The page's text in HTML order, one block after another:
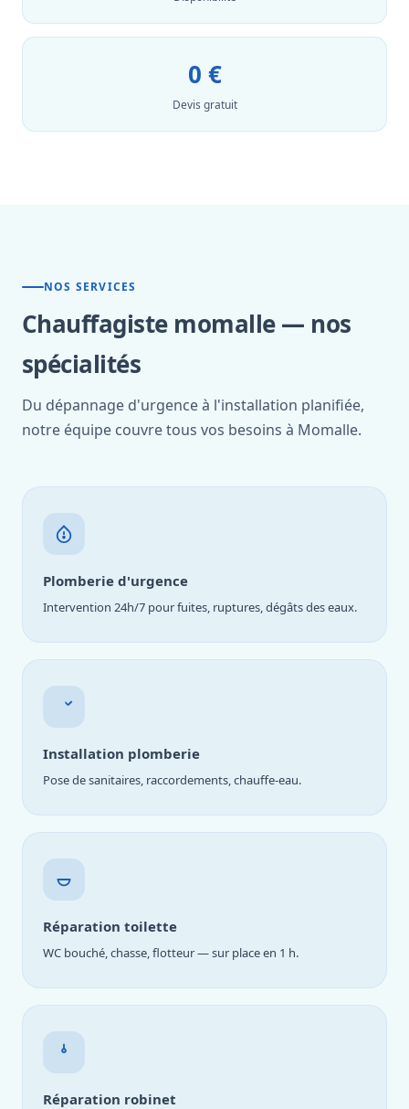
0 €
Devis gratuit
NOS SERVICES
Chauffagiste momalle — nos
spécialités
Du dépannage d'urgence à l'installation planifiée,
notre équipe couvre tous vos besoins à Momalle.
Plomberie d'urgence
Intervention 24h/7 pour fuites, ruptures, dégâts des eaux.
Installation plomberie
Pose de sanitaires, raccordements, chauffe-eau.
Réparation toilette
WC bouché, chasse, flotteur — sur place en 1 h.
Réparation robinet